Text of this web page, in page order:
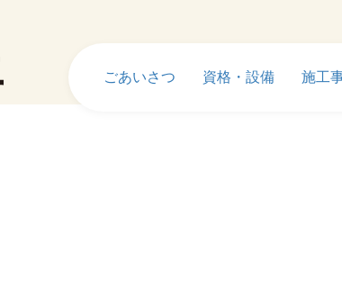
ごあいさつ 資格・設備 施工